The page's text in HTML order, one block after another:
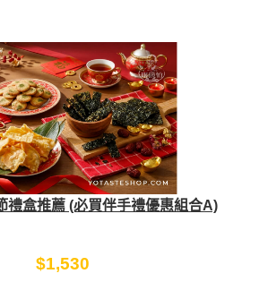
禮盒推薦 (必買伴手禮優惠組合A)
$1,530